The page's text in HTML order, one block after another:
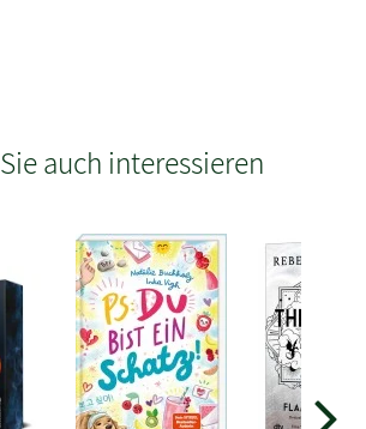
auch interessieren